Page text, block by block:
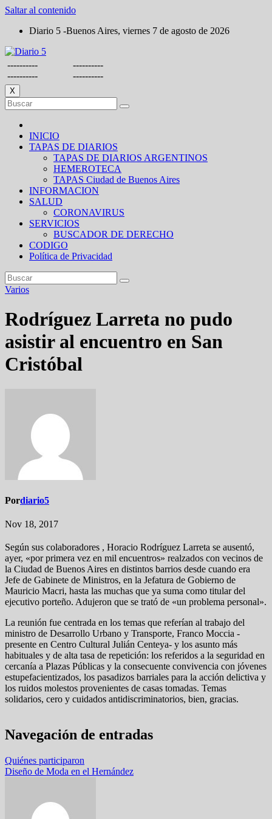
Saltar al contenido
Diario 5 -Buenos Aires, viernes 7 de agosto de 2026
----------
----------
----------
----------
X
INICIO
TAPAS DE DIARIOS
TAPAS DE DIARIOS ARGENTINOS
HEMEROTECA
TAPAS Ciudad de Buenos Aires
INFORMACION
SALUD
CORONAVIRUS
SERVICIOS
BUSCADOR DE DERECHO
CODIGO
Política de Privacidad
Varios
Rodríguez Larreta no pudo
asistir al encuentro en San
Cristóbal
Pordiario5
Nov 18, 2017
Según sus colaboradores , Horacio Rodríguez Larreta se ausentó,
ayer, «por primera vez en mil encuentros» realzados con vecinos de
la Ciudad de Buenos Aires en distintos barrios desde cuando era
Jefe de Gabinete de Ministros, en la Jefatura de Gobierno de
Mauricio Macri, hasta las muchas que ya suma como titular del
ejecutivo porteño. Adujeron que se trató de «un problema personal».
La reunión fue centrada en los temas que referían al trabajo del
ministro de Desarrollo Urbano y Transporte, Franco Moccia -
presente en Centro Cultural Julián Centeya- y los asunto más
habituales y de alta tasa de repetición: los referidos a la seguridad en
cercanía a Plazas Públicas y la consecuente convivencia con jóvenes
estupefacientizados, los pasadizos barriales para la acción delictiva y
los ruidos molestos provenientes de casas tomadas. Temas
solidarios, cero y cuidados antidiscriminatorios, bien, gracias.
Navegación de entradas
Quiénes participaron
Diseño de Moda en el Hernández